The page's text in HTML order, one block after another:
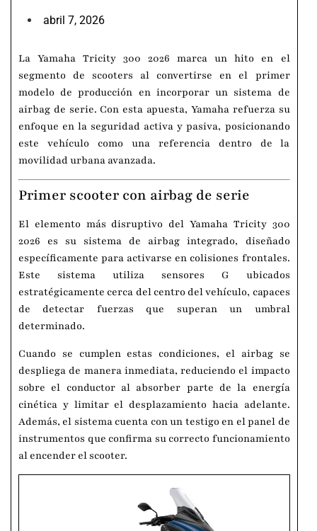
abril 7, 2026
LaYamaha Tricity 300 2026 marca un hito en el
segmento de scooters al convertirse en el primer
modelo de producción en incorporar un sistema de
airbag de serie. Con esta apuesta, Yamaharefuerza su
enfoque en la seguridad activa y pasiva, posicionando
este vehículo como una referencia dentro de la
movilidad urbana avanzada.
Primer scooter con airbag de serie
El elemento más disruptivo del Yamaha Tricity 300
2026 es su sistema de airbag integrado, diseñado
específicamente para activarse en colisiones frontales.
Este sistema utiliza sensores G ubicados
estratégicamente cerca del centro del vehículo, capaces
de detectar fuerzas que superan un umbral
determinado.
Cuando se cumplen estas condiciones, el airbag se
despliega de manera inmediata, reduciendo el impacto
sobre el conductor al absorber parte de la energía
cinética y limitar el desplazamiento hacia adelante.
Además, el sistema cuenta con un testigo en el panel de
instrumentos que confirma su correcto funcionamiento
al encender el scooter.